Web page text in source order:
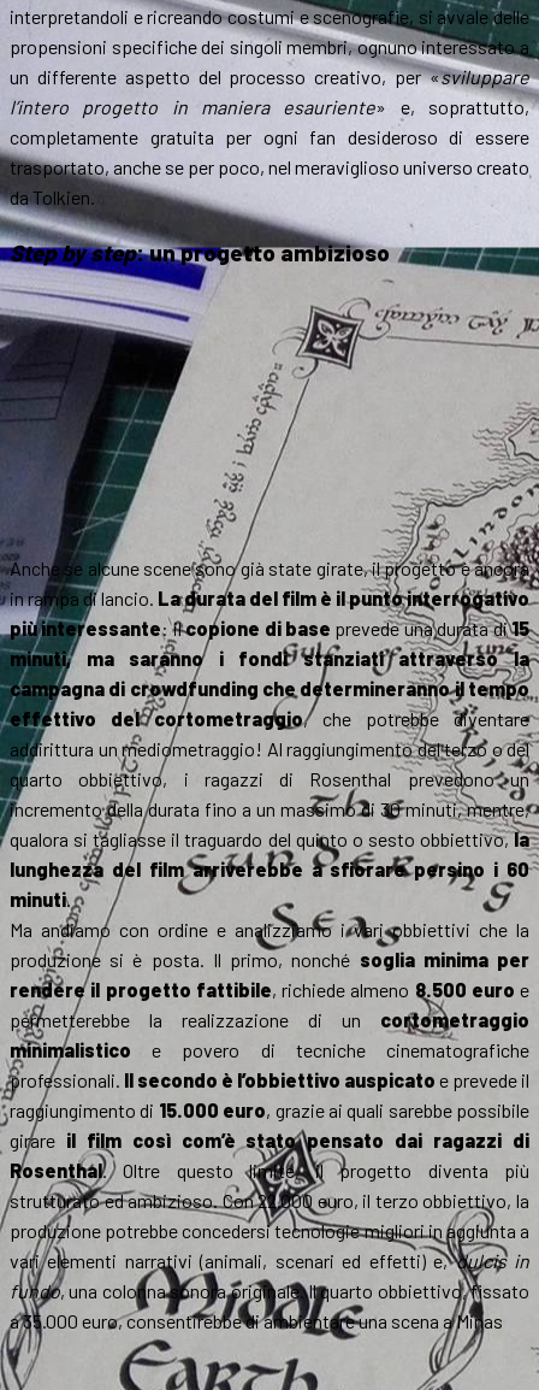
interpretandoli e ricreando costumi e scenografie, si avvale delle
propensioni specifiche dei singoli membri, ognuno interessato a
un differente aspetto del processo creativo, per «sviluppare
l’intero progetto in maniera esauriente» e, soprattutto,
completamente gratuita per ogni fan desideroso di essere
trasportato, anche se per poco, nel meraviglioso universo creato
da Tolkien.
Step by step: un progetto ambizioso
Anche se alcune scene sono già state girate, il progetto è ancora
in rampa di lancio. La durata del film è il punto interrogativo
più interessante: ilcopione di base prevede una durata di15
minuti, ma saranno i fondi stanziati attraverso la
campagna di crowdfunding che determineranno il tempo
effettivo del cortometraggio, che potrebbe diventare
addirittura un mediometraggio! Al raggiungimento del terzo o del
quarto obbiettivo, i ragazzi di Rosenthal prevedono un
incremento della durata fino a un massimo di 30 minuti, mentre,
qualora si tagliasse il traguardo del quinto o sesto obbiettivo,la
lunghezza del film arriverebbe a sfiorare persino i 60
minuti.
Ma andiamo con ordine e analizziamo i vari obbiettivi che la
produzione si è posta. Il primo, nonché soglia minima per
rendere il progetto fattibile, richiede almeno 8.500 euro e
permetterebbe la realizzazione di un cortometraggio
minimalistico e povero di tecniche cinematografiche
professionali. Il secondo è l’obbiettivo auspicato e prevede il
raggiungimento di 15.000 euro, grazie ai quali sarebbe possibile
girare il film così com’è stato pensato dai ragazzi di
Rosenthal. Oltre questo limite, il progetto diventa più
strutturato ed ambizioso. Con 22.000 euro, il terzo obbiettivo, la
produzione potrebbe concedersi tecnologie migliori in aggiunta a
vari elementi narrativi (animali, scenari ed effetti) e,dulcis in
fundo, una colonna sonora originale. Il quarto obbiettivo, fissato
a 35.000 euro, consentirebbe di ambientare una scena a Minas